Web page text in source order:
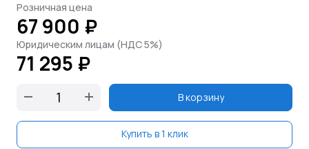
Розничная цена
67 900 ₽
Юридическим лицам (НДС 5%)
71 295 ₽
В корзину
Купить в 1 клик